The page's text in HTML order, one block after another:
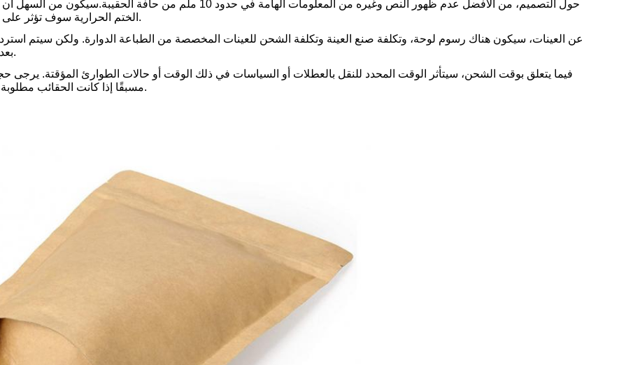
حول التصميم، من الأفضل عدم ظهور النص وغيره من المعلومات الهامة في حدود 10 ملم من حافة
الختم الحرارية سوف تؤثر على تأثير الطباعة.
عن العينات، سيكون هناك رسوم لوحة، وتكلفة صنع العينة وتكلفة الشحن للعينات المخصصة من الطباعة الدوارة. ولكن سيتم
بعد وضع الطلب.
فيما يتعلق بوقت الشحن، سيتأثر الوقت المحدد للنقل بالعطلات أو السياسات في ذلك الوقت أو حالات الطوارئ المؤقتة.
مسبقًا إذا كانت الحقائب مطلوبة بشكل عاجل.